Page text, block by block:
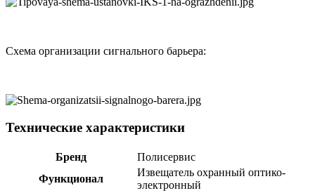
Схема организации сигнального барьера:
Технические характеристики
Бренд
Полисервис
Функционал
Извещатель охранный оптико-
электронный